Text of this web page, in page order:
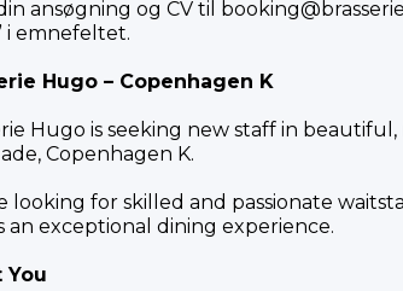
ansøgning og CV til
i emnefeltet.
Hugo – Copenhagen K
Hugo is seeking new staff in
Copenhagen K.
looking for skilled and passionate
an exceptional dining experience.
You